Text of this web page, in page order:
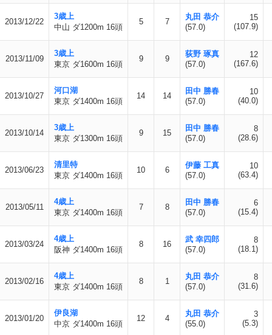
2013/12/22
3歳上
中山 ダ1200m 16頭
5 7
丸田 恭介
(57.0)
15
(107.9)
2013/11/09
3歳上
東京 ダ1600m 16頭
9 9
荻野 琢真
(57.0)
12
(167.6)
2013/10/27
河口湖
東京 ダ1400m 16頭
14 14
田中 勝春
(57.0)
10
(40.0)
2013/10/14
3歳上
東京 ダ1300m 16頭
9 15
田中 勝春
(57.0)
8
(28.6)
2013/06/23
清里特
東京 ダ1400m 16頭
10 6
伊藤 工真
(57.0)
10
(63.4)
2013/05/11
4歳上
東京 ダ1400m 16頭
7 8
田中 勝春
(57.0)
6
(15.4)
2013/03/24
4歳上
阪神 ダ1400m 16頭
8 16
武 幸四郎
(57.0)
8
(18.1)
2013/02/16
4歳上
東京 ダ1400m 16頭
8 1
丸田 恭介
(57.0)
8
(31.6)
2013/01/20
伊良湖
中京 ダ1400m 16頭
12 4
丸田 恭介
(55.0)
3
(5.3)